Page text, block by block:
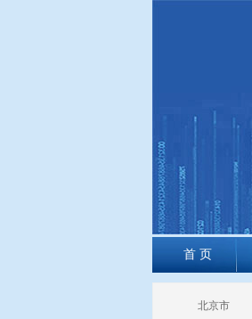
首 页
cppm报考常见
问题
北京市